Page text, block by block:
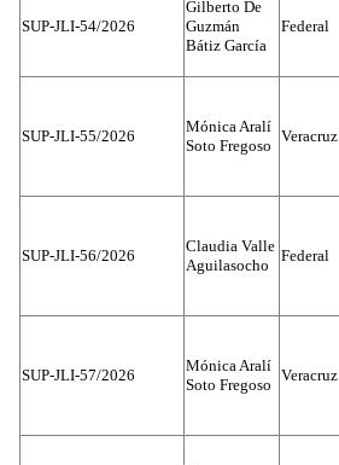
SUP-JLI-54/2026
Gilberto De
Guzmán
Bátiz García
Federal
SUP-JLI-55/2026
Mónica Aralí
Soto Fregoso
Veracruz
SUP-JLI-56/2026
Claudia Valle
Aguilasocho
Federal
SUP-JLI-57/2026
Mónica Aralí
Soto Fregoso
Veracruz